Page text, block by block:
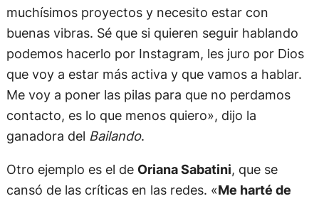
muchísimos proyectos y necesito estar con
buenas vibras. Sé que si quieren seguir hablando
podemos hacerlo por Instagram, les juro por Dios
que voy a estar más activa y que vamos a hablar.
Me voy a poner las pilas para que no perdamos
contacto, es lo que menos quiero», dijo la
ganadora del Bailando.
Otro ejemplo es el de Oriana Sabatini, que se
cansó de las críticas en las redes. «Me harté de